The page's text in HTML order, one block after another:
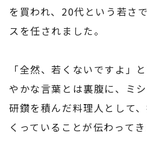
を買われ、20代という若さ
スを任されました。
「全然、若くないですよ」
やかな言葉とは裏腹に、ミ
研鑽を積んだ料理人として
くっていることが伝わってき